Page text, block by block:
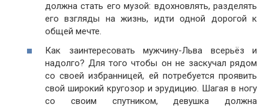
должна стать его музой: вдохновлять, разделять
его взгляды на жизнь, идти одной дорогой к
общей мечте.
Как заинтересовать мужчину-Льва всерьёз и
надолго? Для того чтобы он не заскучал рядом
со своей избранницей, ей потребуется проявить
свой широкий кругозор и эрудицию. Шагая в ногу
со своим спутником, девушка должна